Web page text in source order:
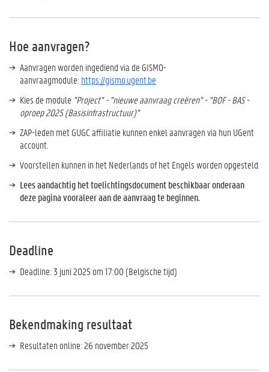
Hoe aanvragen?
Aanvragen worden ingediend via de GISMO-
aanvraagmodule: https://gismo.ugent.be
Kies de module "Project" - "nieuwe aanvraag creëren" - "BOF - BAS -
oproep 2025 (Basisinfrastructuur)"
ZAP-leden met GUGC affiliatie kunnen enkel aanvragen via hun UGent
account.
Voorstellen kunnen in het Nederlands of het Engels worden opgesteld.
Lees aandachtig het toelichtingsdocument beschikbaar onderaan
deze pagina vooraleer aan de aanvraag te beginnen.
Deadline
Deadline: 3 juni 2025 om 17:00 (Belgische tijd)
Bekendmaking resultaat
Resultaten online: 26 november 2025